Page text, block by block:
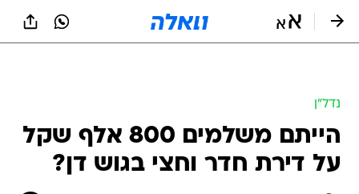
נדל״ן
הייתם משלמים 800 אלף שקל
על דירת חדר וחצי בגוש דן?